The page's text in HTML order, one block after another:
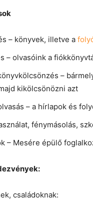
– könyvek, illetve a
– olvasóink a
–
kikölcsönözni azt
– a hírlapok és
fénymásolás,
– Mesére épülő
családoknak: